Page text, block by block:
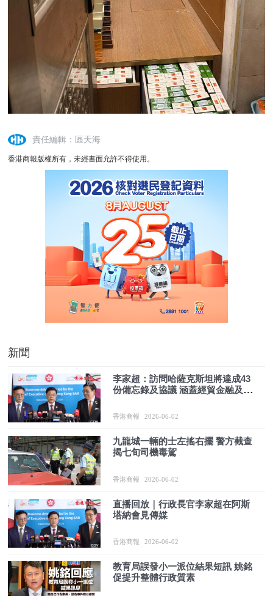
責任編輯：區天海
香港商報版權所有，未經書面允許不得使用。
新聞
李家超：訪問哈薩克斯坦將達成43
份備忘錄及協議 涵蓋經貿金融及科
香港商報 2026-06-02
九龍城一輛的士左搖右擺 警方截查
揭七旬司機毒駕
香港商報 2026-06-02
直播回放｜行政長官李家超在阿斯
塔納會見傳媒
香港商報 2026-06-02
教育局誤發小一派位結果短訊 姚銘
促提升整體行政質素